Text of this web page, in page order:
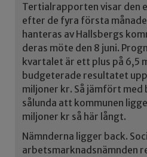
Tertialrapporten visar den
efter de fyra första
hanteras av Hallsbergs
deras möte den 8 juni.
kvartalet är ett plus på 6,5
budgeterade resultatet
miljoner kr. Så jämfört
sålunda att kommunen
miljoner kr så här långt.
Nämnderna ligger back.
arbetsmarknadsnämnden